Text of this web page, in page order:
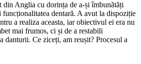
din Anglia cu dorința de a-și îmbunătăți
dentară. A avut la dispoziție
a realiza aceasta, iar obiectivul ei era nu
mai frumos, ci și de a restabili
danturii. Ce ziceți, am reușit? Procesul a